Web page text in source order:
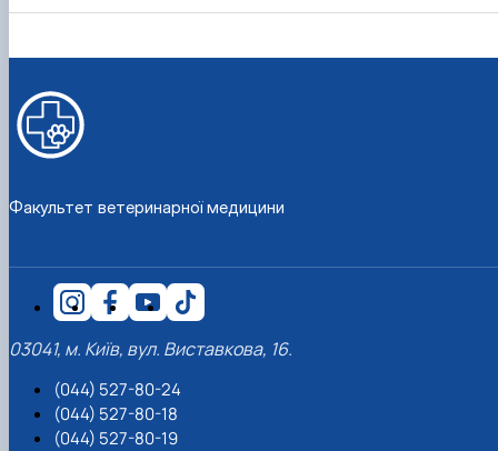
Факультет ветеринарної медицини
03041, м. Київ, вул. Виставкова, 16.
(044) 527-80-24
(044) 527-80-18
(044) 527-80-19